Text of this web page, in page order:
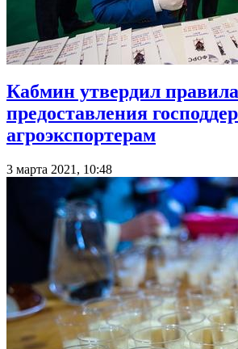
Кабмин утвердил правила
предоставления
агроэкспортерам
3 марта 2021, 10:48